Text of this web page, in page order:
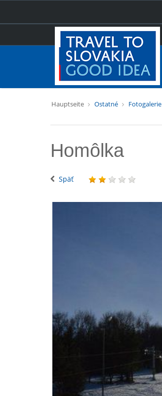
Hauptseite Ostatné Fotogalerie
Homôlka
Späť